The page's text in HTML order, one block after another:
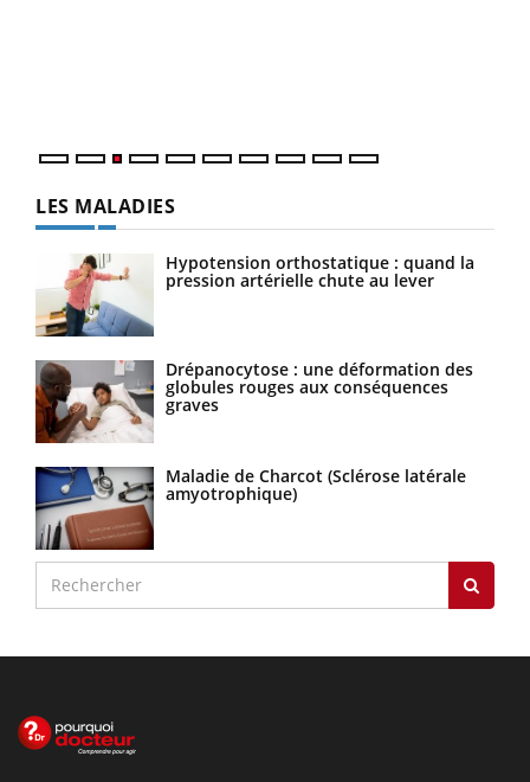
LES MALADIES
Hypotension orthostatique : quand la
pression artérielle chute au lever
Drépanocytose : une déformation des
globules rouges aux conséquences
graves
Maladie de Charcot (Sclérose latérale
amyotrophique)